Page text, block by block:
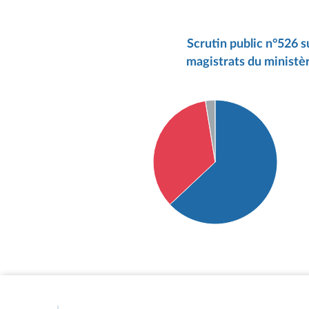
Scrutin public n°526
magistrats du
Abstention : 12 députés